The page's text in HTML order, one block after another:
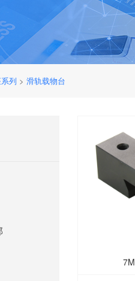
列 > 滑轨载物台